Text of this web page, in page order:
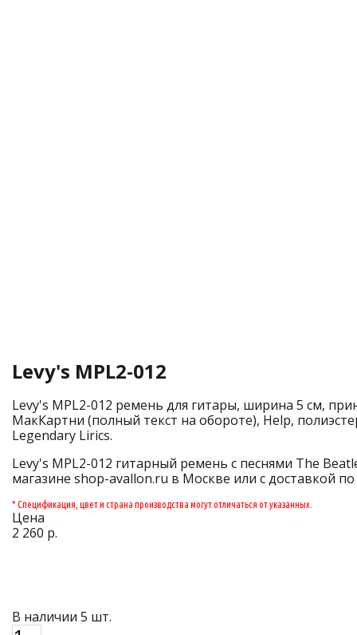
Levy's MPL2-012
Levy's MPL2-012 ремень для гитары, ширина 5 см,
МакКартни (полный текст на обороте), Help,
Legendary Lirics.
Levy's MPL2-012 гитарный ремень с песнями The
магазине shop-avallon.ru в Москве или с доставкой по
* Спецификация, цвет и страна производства могут отличаться от указанных.
Цена
2 260 р.
В наличии 5 шт.